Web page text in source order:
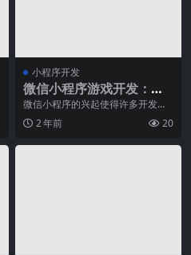
小程序开发
微信小程序游戏开发：轻
松实现小游戏在微信小程
序中的嵌入
微信小程序的兴起使得许多开发者
和企业充满了无限的创意和想象
力。而在这个充满激烈竞
2 年前 20